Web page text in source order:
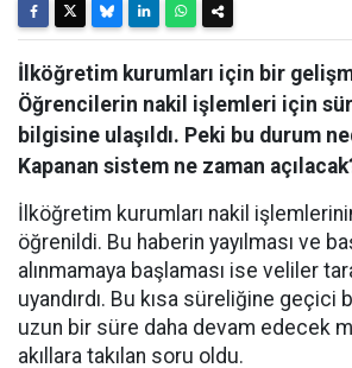
İlköğretim kurumları için bir
Öğrencilerin nakil işlemleri için
bilgisine ulaşıldı. Peki bu durum
Kapanan sistem ne zaman
İlköğretim kurumları nakil işlemlerinin
öğrenildi. Bu haberin yayılması ve
alınmamaya başlaması ise veliler
uyandırdı. Bu kısa süreliğine geçici
uzun bir süre daha devam edecek
akıllara takılan soru oldu.